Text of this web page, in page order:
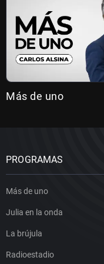
Más de uno
PROGRAMAS
Más de uno
Julia en la onda
La brújula
Radioestadio